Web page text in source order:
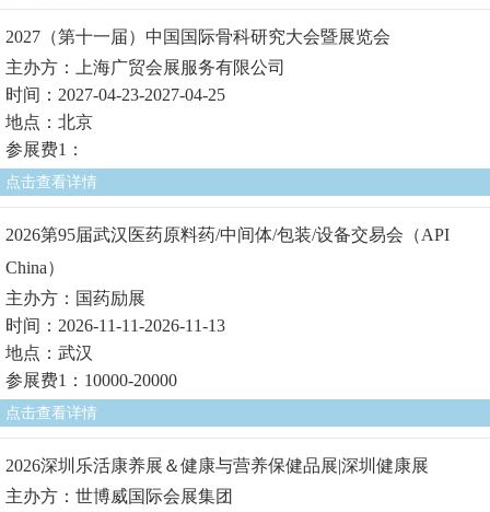
2027（第十一届）中国国际骨科研究大会暨展览会
主办方：上海广贸会展服务有限公司
时间：2027-04-23-2027-04-25
地点：北京
参展费1：
点击查看详情
2026第95届武汉医药原料药/中间体/包装/设备交易会（API
China）
主办方：国药励展
时间：2026-11-11-2026-11-13
地点：武汉
参展费1：10000-20000
点击查看详情
2026深圳乐活康养展＆健康与营养保健品展|深圳健康展
主办方：世博威国际会展集团